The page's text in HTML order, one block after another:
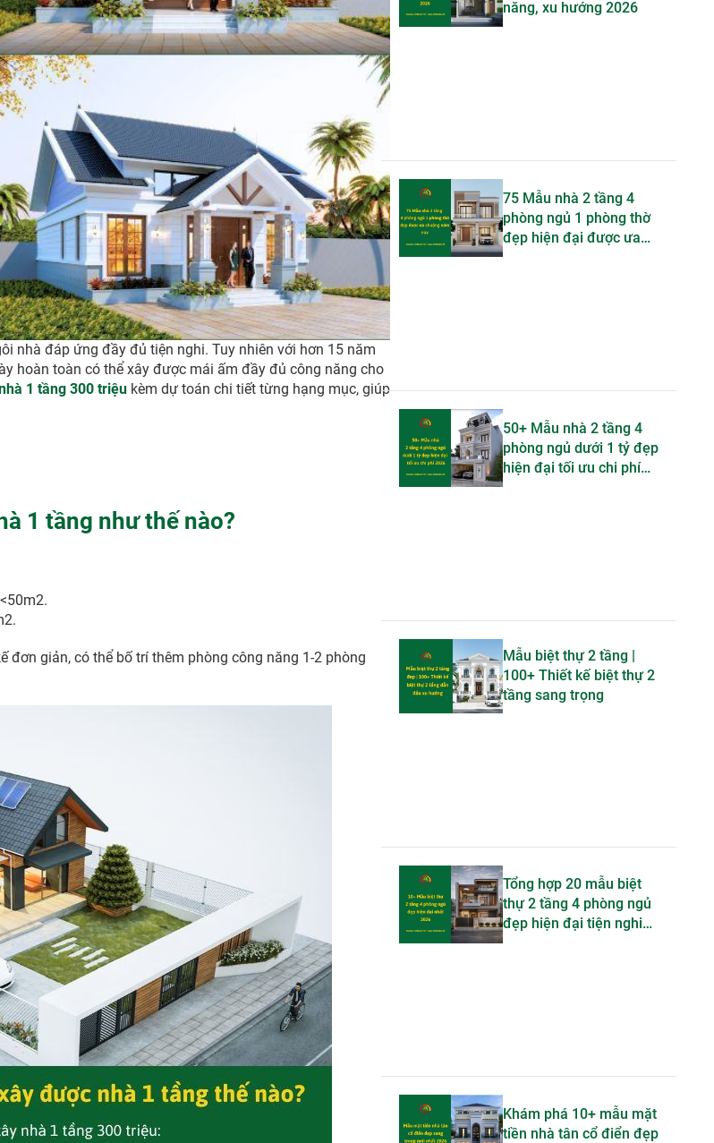
nhà đáp ứng đầy đủ tiện nghi. Tuy nhiên với hơn 15 năm
hoàn toàn có thể xây được mái ấm đầy đủ công năng cho
1 tầng 300 triệu kèm dự toán chi tiết từng hạng mục, giúp
1 tầng như thế nào?
giản, có thể bố trí thêm phòng công năng 1-2 phòng
năng, xu hướng 2026
75 Mẫu nhà 2 tầng 4
phòng ngủ 1 phòng thờ
đẹp hiện đại được ưa
50+ Mẫu nhà 2 tầng 4
phòng ngủ dưới 1 tỷ đẹp
hiện đại tối ưu chi phí
Mẫu biệt thự 2 tầng |
100+ Thiết kế biệt thự 2
tầng sang trọng
Tổng hợp 20 mẫu biệt
thự 2 tầng 4 phòng ngủ
đẹp hiện đại tiện nghi
Khám phá 10+ mẫu mặt
tiền nhà tân cổ điển đẹp